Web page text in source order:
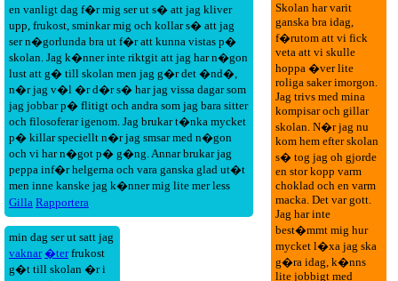
en vanligt dag f�r mig ser ut s� att jag kliver
upp, frukost, sminkar mig och kollar s� att jag
ser n�gorlunda bra ut f�r att kunna vistas p�
skolan. Jag k�nner inte riktgit att jag har n�gon
lust att g� till skolan men jag g�r det �nd�,
n�r jag v�l �r d�r s� har jag vissa dagar som
jag jobbar p� flitigt och andra som jag bara sitter
och filosoferar igenom. Jag brukar t�nka mycket
p� killar speciellt n�r jag smsar med n�gon
och vi har n�got p� g�ng. Annar brukar jag
peppa inf�r helgerna och vara ganska glad ut�t
men inne kanske jag k�nner mig lite mer less
Gilla Rapportera
Skolan har varit
ganska bra idag,
f�rutom att vi fick
veta att vi skulle
hoppa �ver lite
roliga saker imorgon.
Jag trivs med mina
kompisar och gillar
skolan. N�r jag nu
kom hem efter skolan
s� tog jag oh gjorde
en stor kopp varm
choklad och en varm
macka. Det var gott.
Jag har inte
best�mmt mig hur
mycket l�xa jag ska
g�ra idag, k�nns
lite jobbigt med
min dag ser ut satt jag
vaknar �terfrukost
g�t till skolan �r i